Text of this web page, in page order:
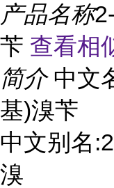
产品名称
苄 查看相
简介 中文
基)溴苄
中文别名
溴